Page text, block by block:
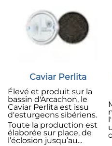
Caviar Perlita
Élevé et produit sur la
bassin d'Arcachon, le
Caviar Perlita est issu
d'esturgeons sibériens.
Toute la production est
élaborée sur place, de
l’éclosion jusqu’au...